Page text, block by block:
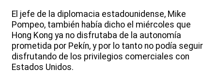
El jefe de la diplomacia estadounidense, Mike
Pompeo, también había dicho el miércoles que
Hong Kong ya no disfrutaba de la autonomía
prometida por Pekín, y por lo tanto no podía seguir
disfrutando de los privilegios comerciales con
Estados Unidos.